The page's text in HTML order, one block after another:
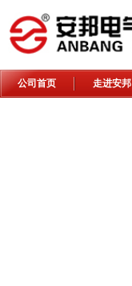
公司首页 走进安邦